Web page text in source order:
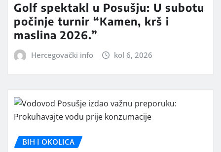
Golf spektakl u Posušju: U subotu
počinje turnir “Kamen, krš i
maslina 2026.”
Hercegovački info kol 6, 2026
BIH I OKOLICA